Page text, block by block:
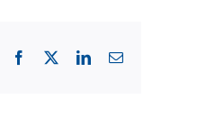
Facebook LinkedInEmail